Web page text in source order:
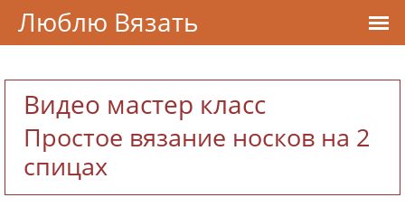
Видео мастер класс
Простое вязание носков на 2
спицах
Люблю Вязать